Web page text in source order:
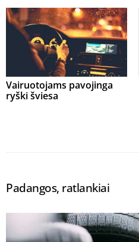
Vairuotojams pavojinga
ryški šviesa
Padangos, ratlankiai